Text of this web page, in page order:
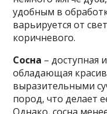
удобным в
варьируется от
коричневого.
Сосна – доступная
обладающая
выразительными
пород, что делает
Однако, сосна